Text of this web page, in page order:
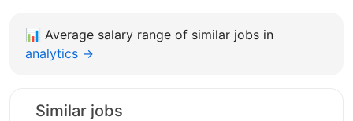
📊 Average salary range of similar jobs in
analytics →
Similar jobs